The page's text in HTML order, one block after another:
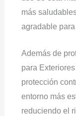
más
agradable
Además de
para
protección
entorno más
reduciendo el